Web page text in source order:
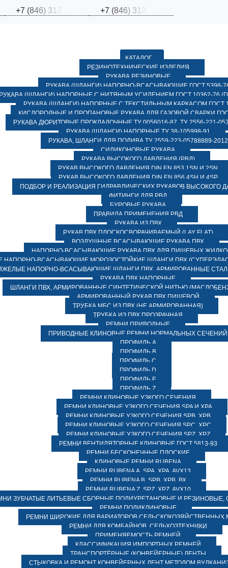
+7 (846) 31 +7 (846) 31
КАТАЛОГ
РЕЗИНОТЕХНИЧЕСКИЕ ИЗДЕЛИЯ
РУКАВА РЕЗИНОВЫЕ
РУКАВА (ШЛАНГИ) НАПОРНО-ВСАСЫВАЮЩИЕ ГОСТ 5398-
(ШЛАНГИ) НАПОРНЫЕ С НИТЯНЫМ УСИЛЕНИЕМ ГОСТ 10362-76
РУКАВА (ШЛАНГИ) НАПОРНЫЕ С ТЕКСТИЛЬНЫМ КАРКАСОМ ГОСТ
КИСЛОРОДНЫЕ И ПРОПАНОВЫЕ РУКАВА ДЛЯ ГАЗОВОЙ СВАРКИ
РУКАВА ДЮРИТОВЫЕ ПРОКЛАДОЧНЫЕ ТУ 0056016-87, ТУ 2556-221-
РУКАВА (ШЛАНГИ) НАПОРНЫЕ ТУ 38-105998-91
РУКАВА, ШЛАНГИ ДЛЯ ПОЛИВА ТУ 2559-223-05788889-2012
СИЛИКОНОВЫЕ РУКАВА
РУКАВА ВЫСОКОГО ДАВЛЕНИЯ (РВД)
РУКАВ ВЫСОКОГО ДАВЛЕНИЯ DIN EN 853 1SN И 2SN
РУКАВ ВЫСОКОГО ДАВЛЕНИЯ DIN EN 856 4SH И 4SP
ПОДБОР И РЕАЛИЗАЦИЯ ГИДРАВЛИЧЕСКИХ РУКАВОВ ВЫСОКОГО
ФИТИНГИ ДЛЯ РВД
БУРОВЫЕ РУКАВА
ПРАВИЛА ПРИМЕНЕНИЯ РВД
РУКАВА ИЗ ПВХ
РУКАВ ПВХ ПЛОСКОСВОРАЧИВАЕМЫЙ (LAY FLAT)
ВОЗДУШНЫЕ ВСАСЫВАЮЩИЕ РУКАВА ПВХ
НАПОРНО-ВСАСЫВАЮЩИЕ РУКАВА ПВХ ДЛЯ ПИЩЕВЫХ
НАПОРНО-ВСАСЫВАЮЩИЕ МОРОЗОСТОЙКИЕ ШЛАНГИ ПВХ
НАПОРНО-ВСАСЫВАЮЩИЕ ШЛАНГИ ПВХ, АРМИРОВАННЫЕ
РУКАВА ПВХ НАПОРНЫЕ
ШЛАНГИ ПВХ, АРМИРОВАННЫЕ СИНТЕТИЧЕСКОЙ НИТЬЮ
АРМИРОВАННЫЙ РУКАВ ПВХ ПИЩЕВОЙ
ТРУБКА МБС ИЗ ПВХ (НЕ АРМИРОВАННАЯ)
ТРУБКА ИЗ ПВХ ПРОЗРАЧНАЯ
РЕМНИ ПРИВОДНЫЕ
ПРИВОДНЫЕ КЛИНОВЫЕ РЕМНИ НОРМАЛЬНЫХ СЕЧЕНИЙ
ПРОФИЛЬ A
ПРОФИЛЬ B
ПРОФИЛЬ C
ПРОФИЛЬ D
ПРОФИЛЬ E
ПРОФИЛЬ Z
РЕМНИ КЛИНОВЫЕ УЗКОГО СЕЧЕНИЯ
РЕМНИ КЛИНОВЫЕ УЗКОГО СЕЧЕНИЯ SPA И XPA
РЕМНИ КЛИНОВЫЕ УЗКОГО СЕЧЕНИЯ SPB, XPB
РЕМНИ КЛИНОВЫЕ УЗКОГО СЕЧЕНИЯ SPC, XPC
РЕМНИ КЛИНОВЫЕ УЗКОГО СЕЧЕНИЯ SPZ, XPZ
РЕМНИ ВЕНТИЛЯТОРНЫЕ КЛИНОВЫЕ ГОСТ 5813-93
РЕМНИ БЕСКОНЕЧНЫЕ ПЛОСКИЕ
КЛИНОВЫЕ РЕМНИ RUBENA
РЕМНИ RUBENA А, SPA, XPA, AVX13
РЕМНИ RUBENA В, SPВ, ХPВ, ВХ
РЕМНИ RUBENA Z, SPZ, XPZ, AVX10
ЗУБЧАТЫЕ ЛИТЬЕВЫЕ СБОРНЫЕ ПОЛИУРЕТАНОВЫЕ И РЕЗИНОВЫЕ,
РЕМНИ ПОЛИКЛИНОВЫЕ
РЕМНИ ШИРОКИЕ ДЛЯ ВАРИАТОРОВ СЕЛЬСКОХОЗЯЙСТВЕННЫХ
РЕМНИ ДЛЯ КОМБАЙНОВ, СЕЛЬХОЗТЕХНИКИ
ПРИМЕНЯЕМОСТЬ РЕМНЕЙ
КЛАССИФИКАЦИЯ ИМПОРТНЫХ РЕМНЕЙ
ТРАНСПОРТЁРНЫЕ (КОНВЕЙЕРНЫЕ) ЛЕНТЫ
СТЫКОВКА И РЕМОНТ КОНВЕЙЕРНЫХ ЛЕНТ МЕТОДОМ